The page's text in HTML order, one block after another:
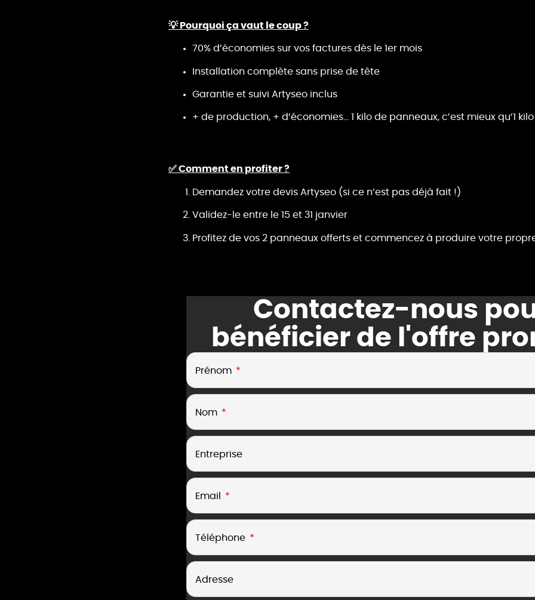
💡 Pourquoi ça vaut le coup ?
70% d’économies sur vos factures dès le 1er mois
Installation complète sans prise de tête
Garantie et suivi Artyseo inclus
+ de production, + d’économies… 1 kilo de panneaux, c’est mieux qu’1
✅ Comment en profiter ?
Demandez votre devis Artyseo (si ce n’est pas déjà fait !)
Validez-le entre le 15 et 31 janvier
Profitez de vos 2 panneaux offerts et commencez à produire votre
Contactez-nous
bénéficier de l'offre
Prénom
Nom
Entreprise
Email
Téléphone
Adresse